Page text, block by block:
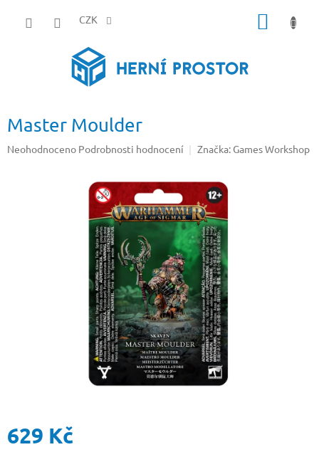
CZK
Master Moulder
Průměrné
Neohodnoceno Podrobnosti hodnocení Značka: Games Workshop
629 Kč